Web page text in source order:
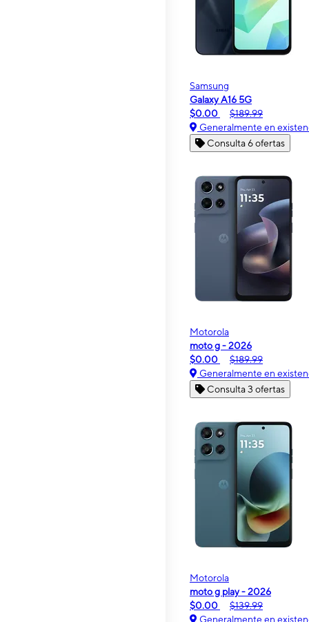
Samsung
Galaxy A16 5G
$0.00
$189.99
Generalmente en
Consulta 6 ofertas
Motorola
moto g - 2026
$0.00
$189.99
Generalmente en
Consulta 3 ofertas
Motorola
moto g play - 2026
$0.00
$139.99
Generalmente en